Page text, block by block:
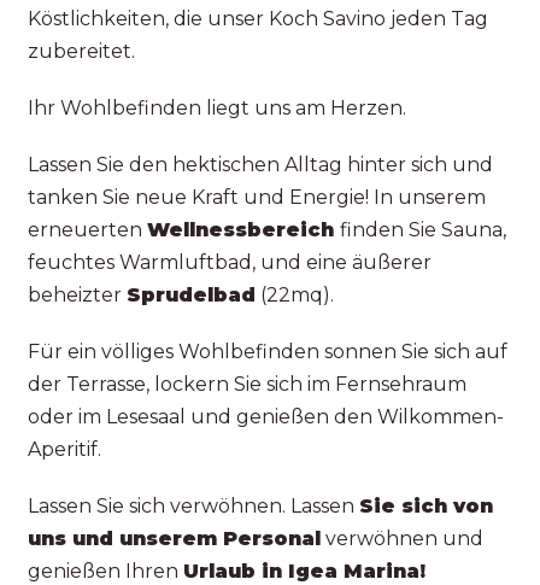
Köstlichkeiten, die unser Koch Savino jeden Tag
zubereitet.
Ihr Wohlbefinden liegt uns am Herzen.
Lassen Sie den hektischen Alltag hinter sich und
tanken Sie neue Kraft und Energie! In unserem
erneuertenWellnessbereichfinden Sie Sauna,
feuchtes Warmluftbad, und eine äußerer
beheizter Sprudelbad (22mq).
Für ein völliges Wohlbefinden sonnen Sie sich auf
der Terrasse, lockern Sie sich im Fernsehraum
oder im Lesesaal und genießen den Wilkommen-
Aperitif.
Lassen Sie sich verwöhnen. Lassen Sie sich von
uns und unserem Personal verwöhnen und
genießen Ihren Urlaub in Igea Marina!